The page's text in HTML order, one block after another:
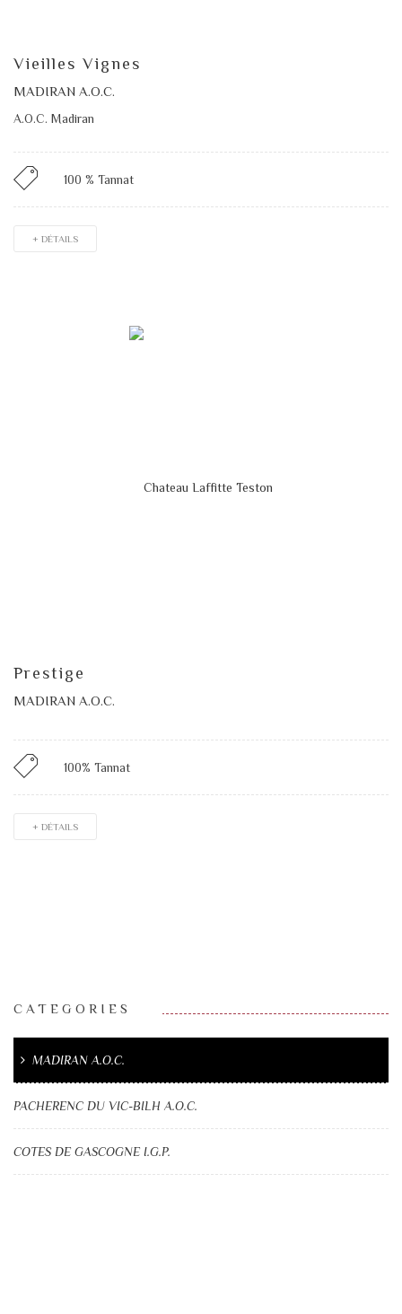
Vieilles Vignes
MADIRAN A.O.C.
A.O.C. Madiran
100 % Tannat
+ DÉTAILS
Prestige
MADIRAN A.O.C.
100% Tannat
+ DÉTAILS
CATEGORIES
MADIRAN A.O.C.
PACHERENC DU VIC-BILH A.O.C.
COTES DE GASCOGNE I.G.P.